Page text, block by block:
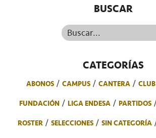
BUSCAR
Buscar...
CATEGORÍAS
ABONOS CAMPUS CANTERA CLUB
FUNDACIÓN
LIGA ENDESA PARTIDOS
ROSTER
SELECCIONES SIN CATEGORÍA